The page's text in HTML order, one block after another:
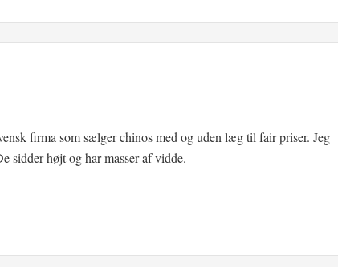
firma som sælger chinos med og uden læg til fair priser. Jeg
sidder højt og har masser af vidde.